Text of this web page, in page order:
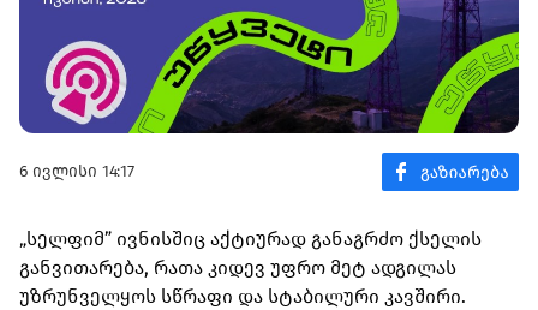
6 ივლისი 14:17
„სელფიმ” ივნისშიც აქტიურად განაგრძო ქსელის
განვითარება, რათა კიდევ უფრო მეტ ადგილას
უზრუნველყოს სწრაფი და სტაბილური კავშირი.